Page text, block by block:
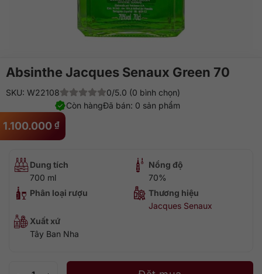
Absinthe Jacques Senaux Green 70
1.100.000 ₫
SKU: W22108
0/5.0 (0 bình chọn)
Đã bán: 0 sản phẩm
Còn hàng
Dung tích
700 ml
Nồng độ
70%
Phân loại rượu
Thương hiệu
Jacques Senaux
Xuất xứ
Tây Ban Nha
Absinthe Jacques Senaux Green 70 số lượng